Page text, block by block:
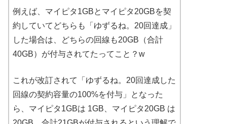
例えば、マイピタ1GBとマイピタ20GBを契
約していてどちらも「ゆずるね。20回達成」
した場合は、どちらの回線も20GB（合計
40GB）が付与されてたってこと？w
これが改訂されて「ゆずるね。20回達成した
回線の契約容量の100%を付与」となった
ら、マイピタ1GBは 1GB、マイピタ20GB は